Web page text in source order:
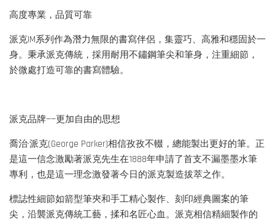
高度專業，品質可靠
派克IM系列作為潛力無限的書寫伴侶，集靈巧、高雅和穩固於一
身。秉承派克傳統，採用耐用不鏽鋼筆尖和筆身，注重細節，
於微處打造可靠的書寫體驗。
派克品牌——更加自由的思想
喬治·派克(George Parker)相信孜孜不輟，總能製出更好的筆。正
是這一信念激勵著派克先生在1888年申請了首支不漏墨墨水筆
專利，也是這一理念激發著今日的派克製造拔萃之作。
標誌性細節如箭型筆夾和手工精心製作、刻印經典圖案的筆
尖，沿襲派克傳統工藝，揉和名匠心血。派克相信精細製作的